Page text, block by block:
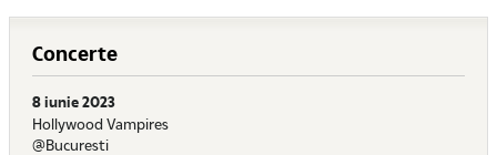
Concerte
8 iunie 2023
Hollywood Vampires
@Bucuresti